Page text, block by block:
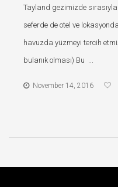
Tayland gezimizde
seferde de otel ve
havuzda yüzmeyi tercih
bulanık olması) Bu ...
November 14, 2016